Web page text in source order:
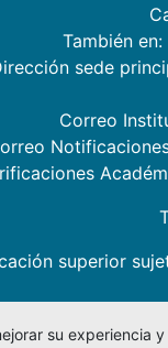
También en:
sede
Correo
superior
su experiencia